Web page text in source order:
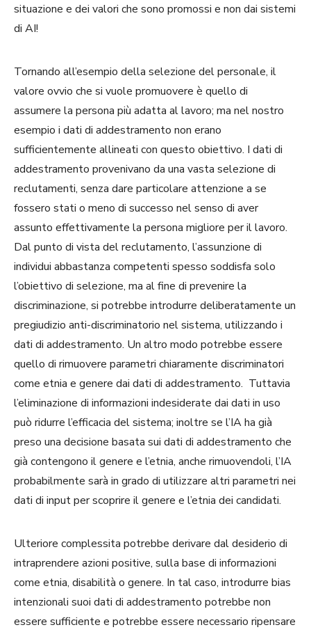
situazione e dei valori che sono promossi e non dai sistemi
di AI!
Tornando all’esempio della selezione del personale, il
valore ovvio che si vuole promuovere è quello di
assumere la persona più adatta al lavoro; ma nel nostro
esempio i dati di addestramento non erano
sufficientemente allineati con questo obiettivo. I dati di
addestramento provenivano da una vasta selezione di
reclutamenti, senza dare particolare attenzione a se
fossero stati o meno di successo nel senso di aver
assunto effettivamente la persona migliore per il lavoro.
Dal punto di vista del reclutamento, l’assunzione di
individui abbastanza competenti spesso soddisfa solo
l’obiettivo di selezione, ma al fine di prevenire la
discriminazione, si potrebbe introdurre deliberatamente un
pregiudizio anti-discriminatorio nel sistema, utilizzando i
dati di addestramento. Un altro modo potrebbe essere
quello di rimuovere parametri chiaramente discriminatori
come etnia e genere dai dati di addestramento. Tuttavia
l’eliminazione di informazioni indesiderate dai dati in uso
può ridurre l’efficacia del sistema; inoltre se l’IA ha già
preso una decisione basata sui dati di addestramento che
già contengono il genere e l’etnia, anche rimuovendoli, l’IA
probabilmente sarà in grado di utilizzare altri parametri nei
dati di input per scoprire il genere e l’etnia dei candidati.
Ulteriore complessita potrebbe derivare dal desiderio di
intraprendere azioni positive, sulla base di informazioni
come etnia, disabilità o genere. In tal caso, introdurre bias
intenzionali suoi dati di addestramento potrebbe non
essere sufficiente e potrebbe essere necessario ripensare